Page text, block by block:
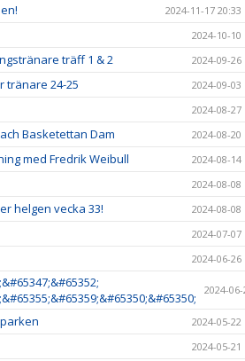
2024-11-17 20:33
2024-10-10
träff 1 & 2 2024-09-26
tränare 24-25 2024-09-03
2024-08-27
Basketettan Dam 2024-08-20
med Fredrik Weibull 2024-08-14
2024-08-08
helgen vecka 33! 2024-08-08
2024-07-07
2024-06-26
2024-
2024-05-22
2024-05-21